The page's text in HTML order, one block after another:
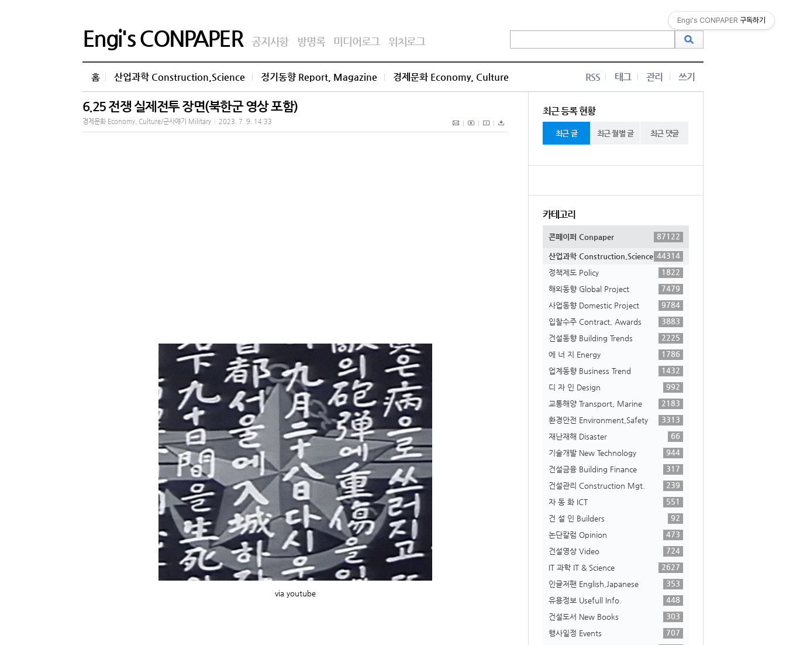
Engi's CONPAPER 공지사항 방명록 미디어로그 위치로그
홈 산업과학 Construction,Science 정기동향 Report, Magazine 경제문화 Economy, Culture RSS 태그 관리 쓰기
6.25 전쟁 실제전투 장면(북한군 영상 포함)
경제문화 Economy, Culture/군사얘기 Military 2023. 7. 9. 14:33
via youtube
최근 등록 현황
최근 글 최근 월별 글 최근 댓글
카테고리
콘페이퍼 Conpaper 87122
산업과학 Construction,Science 44314
정책제도 Policy
1822
해외동향 Global Project
7479
사업동향 Domestic Project
9784
입찰수주 Contract, Awards
3883
건설동향 Building Trends
2225
에 너 지 Energy
1786
업계동향 Business Trend
1432
디 자 인 Design
992
교통해양 Transport, Marine
2183
환경안전 Environment,Safety
3313
재난재해 Disaster
66
기술개발 New Technology
944
건설금융 Building Finance
317
건설관리 Construction Mgt.
239
자 동 화 ICT
551
건 설 인 Builders
92
논단칼럼 Opinion
473
건설영상 Video
724
IT 과학 IT & Science
2627
인글저팬 English,Japanese
353
유용정보 Usefull Info.
448
건설도서 New Books
303
행사일정 Events
707
Engi's CONPAPER 구독하기